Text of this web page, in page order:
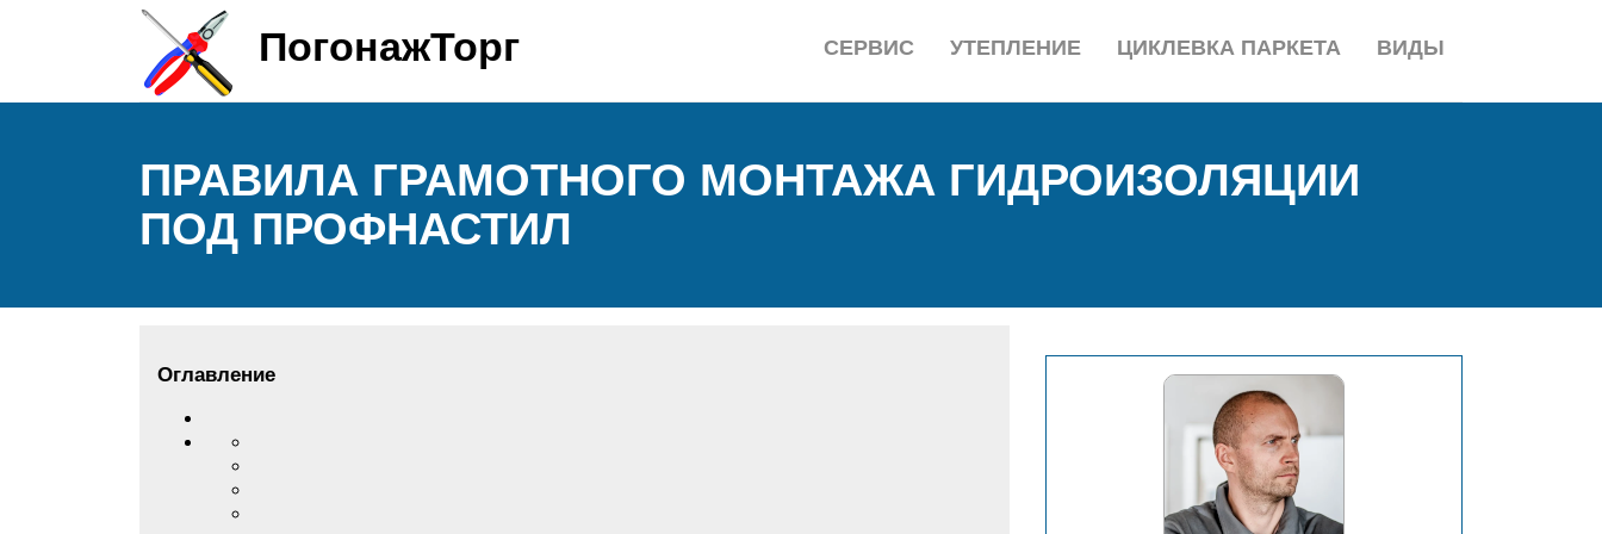
ПогонажТорг ВИДЫ
ЦИКЛЕВКА ПАРКЕТА
УТЕПЛЕНИЕ
СЕРВИС
ПРАВИЛА ГРАМОТНОГО МОНТАЖА ГИДРОИЗОЛЯЦИИ
ПОД ПРОФНАСТИЛ
Оглавление